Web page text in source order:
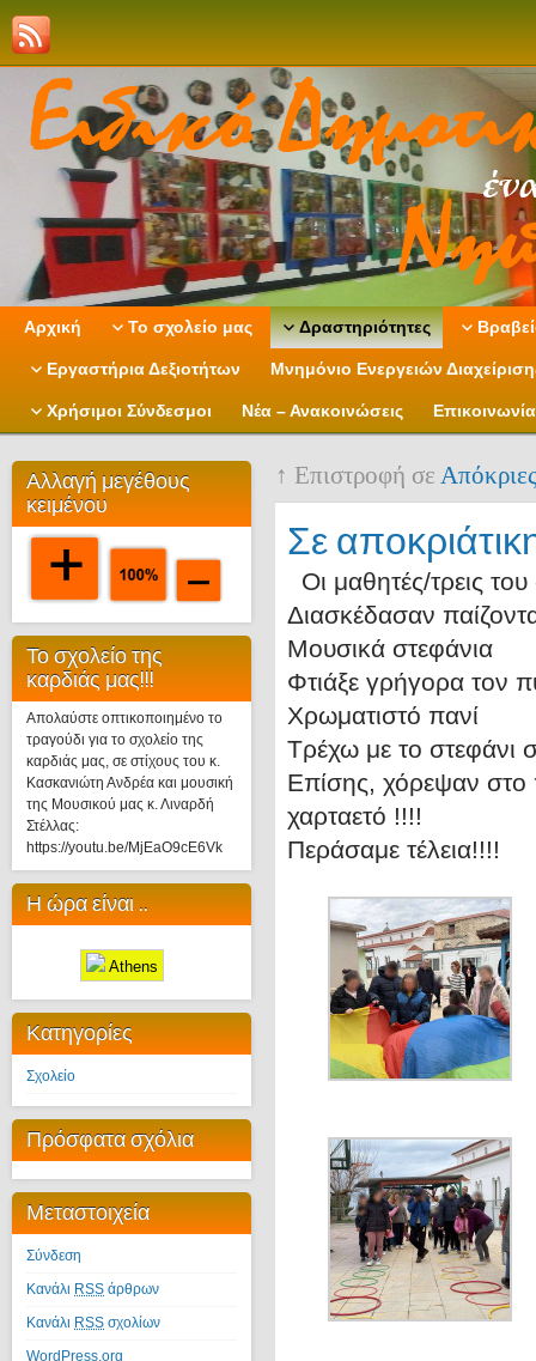
Αρχική Το σχολείο μας Δραστηριότητες
Εργαστήρια Δεξιοτήτων Μνημόνιο Ενεργειών
Χρήσιμοι Σύνδεσμοι Νέα – Ανακοινώσεις Επικοινωνία
Αλλαγή μεγέθους
κειμένου
Το σχολείο της
καρδιάς μας!!!
Απολαύστε οπτικοποιημένο το
τραγούδι για το σχολείο της
καρδιάς μας, σε στίχους του κ.
Κασκανιώτη Ανδρέα και μουσική
της Μουσικού μας κ. Λιναρδή
Στέλλας:
https://youtu.be/MjEaO9cE6Vk
Η ώρα είναι ..
Athens
Κατηγορίες
Σχολείο
Πρόσφατα σχόλια
Μεταστοιχεία
Σύνδεση
Κανάλι RSS άρθρων
Κανάλι RSS σχολίων
WordPress.org
↑ Επιστροφή σε Απόκριες
Σε
Οι μαθητές/τρεις
Διασκέδασαν
Μουσικά στεφάνια
Φτιάξε γρήγορα τον
Χρωματιστό πανί
Τρέχω με το στεφάνι
Επίσης, χόρεψαν στο
χαρταετό !!!!
Περάσαμε τέλεια!!!!